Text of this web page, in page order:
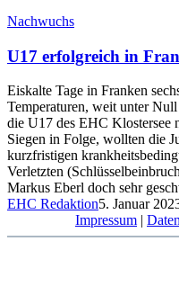
Nachwuchs
U17 erfolgreich in
Eiskalte Tage in Franken
Temperaturen, weit unter
die U17 des EHC Klostersee
Siegen in Folge, wollten die
kurzfristigen
Verletzten
Markus Eberl doch sehr
EHC Redaktion5. Januar
Impressum |